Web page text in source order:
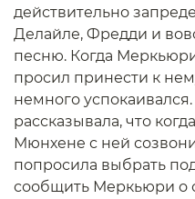
действительно
Делайле, Фредди и
песню. Когда
просил принести к
немного
рассказывала, что
Мюнхене с ней
попросила выбрать
сообщить Меркьюри о